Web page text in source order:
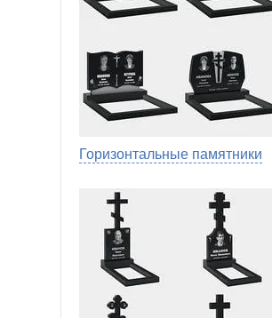
Горизонтальные памятники